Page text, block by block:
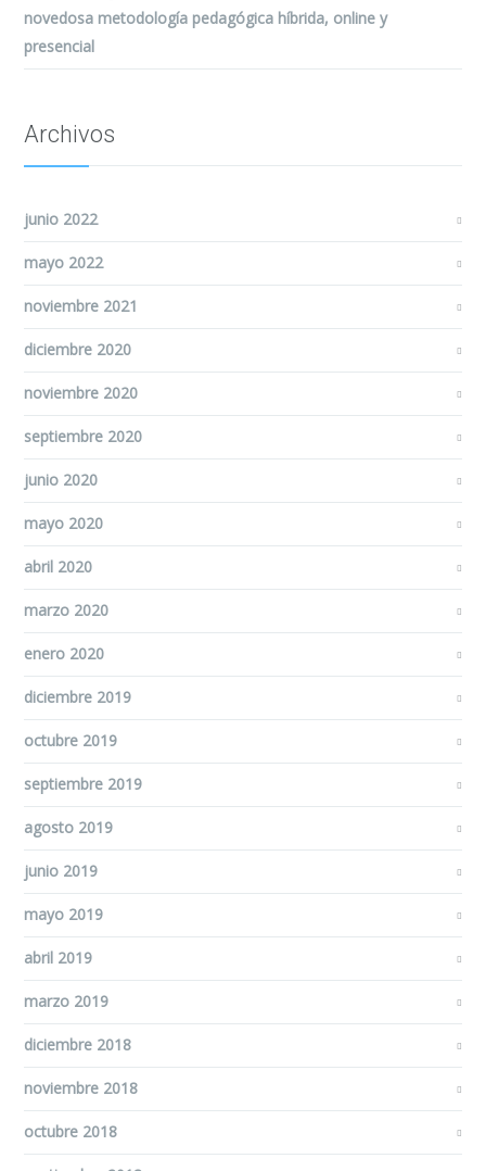
novedosa metodología pedagógica híbrida, online y
presencial
Archivos
junio 2022
mayo 2022
noviembre 2021
diciembre 2020
noviembre 2020
septiembre 2020
junio 2020
mayo 2020
abril 2020
marzo 2020
enero 2020
diciembre 2019
octubre 2019
septiembre 2019
agosto 2019
junio 2019
mayo 2019
abril 2019
marzo 2019
diciembre 2018
noviembre 2018
octubre 2018